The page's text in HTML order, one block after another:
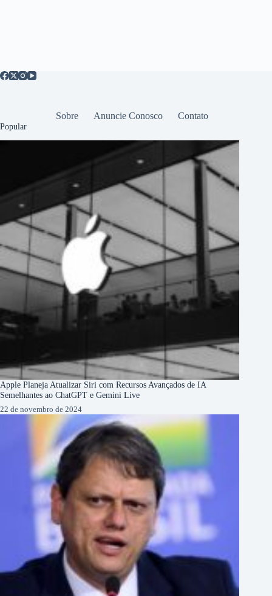
Sobre Anuncie Conosco Contato
Popular
Apple Planeja Atualizar Siri com Recursos Avançados de IA
Semelhantes ao ChatGPT e Gemini Live
22 de novembro de 2024